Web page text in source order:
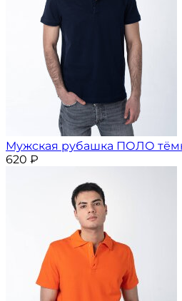
Мужская рубашка ПОЛО
620 ₽